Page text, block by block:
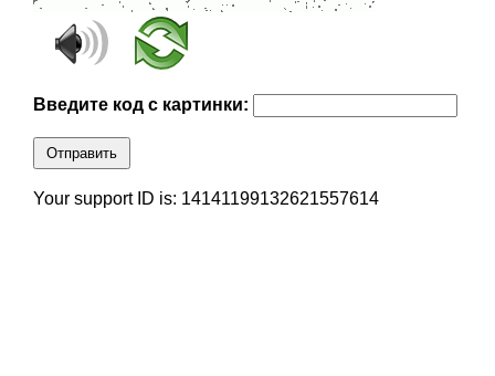
Введите код с картинки:
Отправить
Your support ID is: 14141199132621557614